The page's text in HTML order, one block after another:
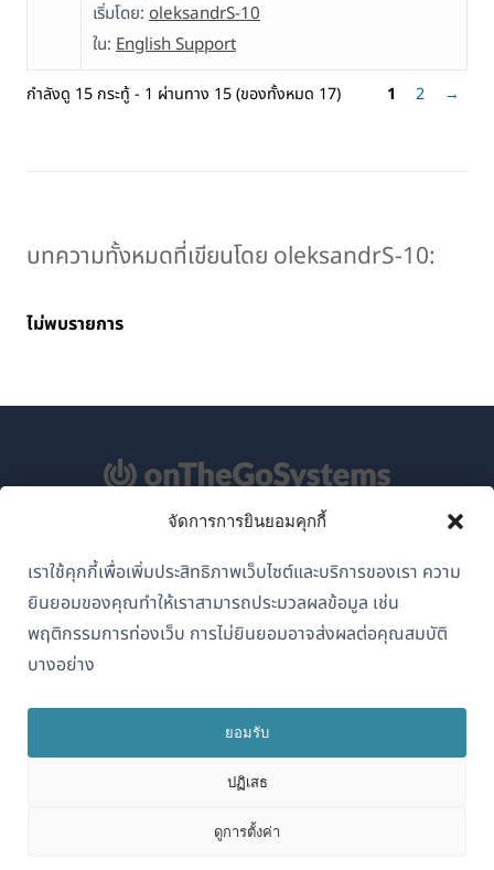
จัดการการยินยอมคุกกี้
เราใช้คุกกี้เพื่อเพิ่มประสิทธิภาพเว็บไซต์และบริการของเรา ความ
ยินยอมของคุณทำให้เราสามารถประมวลผลข้อมูล เช่น
พฤติกรรมการท่องเว็บ การไม่ยินยอมอาจส่งผลต่อคุณสมบัติ
บางอย่าง
ยอมรับ
ปฏิเสธ
ดูการตั้งค่า
เริ่มโดย: oleksandrS-10
ใน: English Support
กำลังดู 15 กระทู้ - 1 ผ่านทาง 15 (ของทั้งหมด 17) 1 2 →
บทความทั้งหมดที่เขียนโดย oleksandrS-10:
ไม่พบรายการ
OnTheGoSystems Limited
ไทย
GDPR และนโยบายความเป็นส่วนตัว
เข้าร่วมทีมของเรา(เปิด
ใน
หน้าต่าง
ใหม่)
ใน
หน้าต่าง
ใหม่)
ใน
ใหม่)